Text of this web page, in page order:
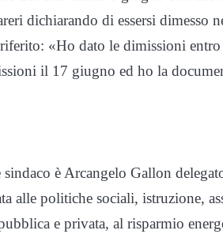
dichiarando di essersi dimesso
«Ho dato le dimissioni
il 17 giugno ed ho la
è Arcangelo Gallon
alle politiche sociali, istruzione,
pubblica e privata, al risparmio